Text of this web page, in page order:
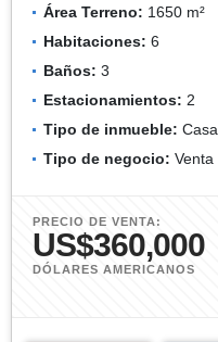
Área Terreno: 1650 m²
Habitaciones: 6
Baños: 3
Estacionamientos: 2
Tipo de inmueble: Casa
Tipo de negocio: Venta
PRECIO DE VENTA:
US$360,000
DÓLARES AMERICANOS